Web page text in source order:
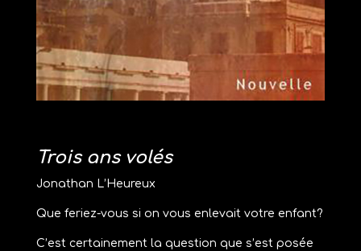
Trois ans volés
Jonathan L’Heureux
Que feriez-vous si on vous enlevait votre enfant?
C’est certainement la question que s’est posée